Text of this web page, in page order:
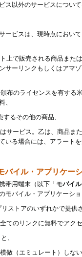
ス以外のサービスについ
ービスは、現時点におい
上で販売される商品ま
サーリンクもしくはアマ
布のライセンスを有す
、
るその他の商品、
サービス。乙は、商品ま
いる場合には、アラート
バイル・アプリケー
帯用端末（以下「モバイ
モバイル・アプリケーシ
ストアのいずれかで提供
てのリンクに無料でアク
、
倣（エミュレート）しな